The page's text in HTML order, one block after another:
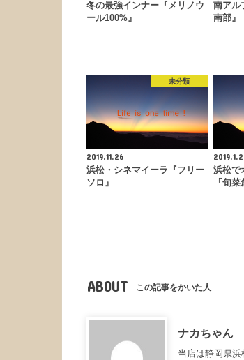
冬の最強インナー『メリノウ
ール100%』
南アル
南部』
未分類
2019.11.26
浜松・シネマイーラ『フリー
ソロ』
浜松で
『旬
ABOUT この記事をかいた人
ナカちゃん
当店は静岡県